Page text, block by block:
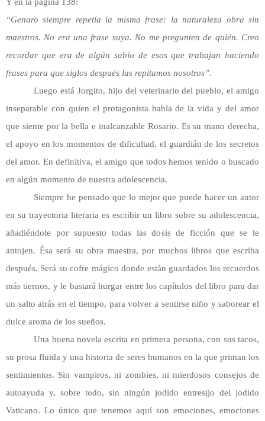
“Genaro siempre repetía la misma frase: la naturaleza obra sin
maestros. No era una frase suya. No me pregunten de quién. Creo
recordar que era de algún sabio de esos que trabajan haciendo
frases para que siglos después las repitamos nosotros”.
Luego está Jorgito, hijo del veterinario del pueblo, el amigo
inseparable con quien el protagonista habla de la vida y del amor
que siente por la bella e inalcanzable Rosario. Es su mano derecha,
el apoyo en los momentos de dificultad, el guardián de los secretos
del amor. En definitiva, el amigo que todos hemos tenido o buscado
en algún momento de nuestra adolescencia.
Siempre he pensado que lo mejor que puede hacer un autor
en su trayectoria literaria es escribir un libro sobre su adolescencia,
añadiéndole por supuesto todas las dosis de ficción que se le
antojen. Ésa será su obra maestra, por muchos libros que escriba
después. Será su cofre mágico donde están guardados los recuerdos
más tiernos, y le bastará hurgar entre los capítulos del libro para dar
un salto atrás en el tiempo, para volver a sentirse niño y saborear el
dulce aroma de los sueños.
Una buena novela escrita en primera persona, con sus tacos,
su prosa fluida y una historia de seres humanos en la que priman los
sentimientos. Sin vampiros, ni zombies, ni mierdosos consejos de
autoayuda y, sobre todo, sin ningún jodido entresijo del jodido
Vaticano. Lo único que tenemos aquí son emociones, emociones